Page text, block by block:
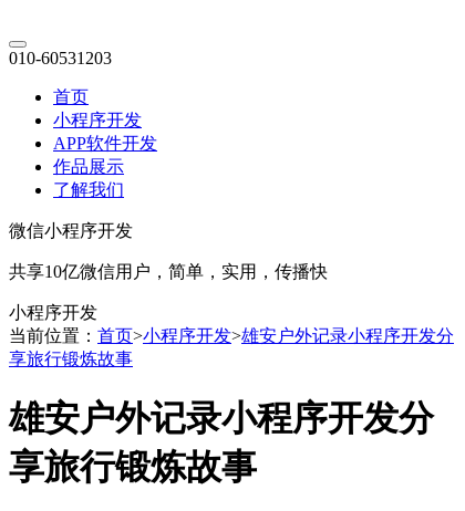
010-60531203
首页
小程序开发
APP软件开发
作品展示
了解我们
微信小程序开发
共享10亿微信用户，简单，实用，传播快
小程序开发
当前位置： 首页>小程序开发>雄安户外记录小程序开发分
享旅行锻炼故事
雄安户外记录小程序开发分
享旅行锻炼故事